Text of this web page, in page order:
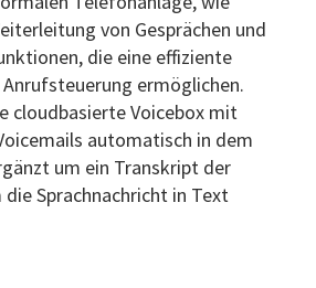
von Gesprächen und
die eine effiziente
ermöglichen.
cloudbasierte Voicebox mit
automatisch in dem
um ein Transkript der
Sprachnachricht in Text